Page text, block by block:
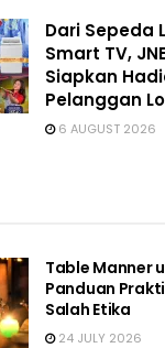
Dari Sepeda
Smart TV,
Siapkan
Pelanggan
6 AUGUST 2026
Table Manner
Panduan
Salah Etika
24 JULY 2026